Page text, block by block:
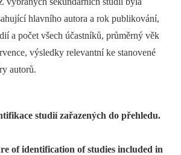
hlavního autora a rok publikování,
a počet všech účastníků, průměrný věk
výsledky relevantní ke stanovené
autorů.
studií zařazených do přehledu.
of identification of studies included in